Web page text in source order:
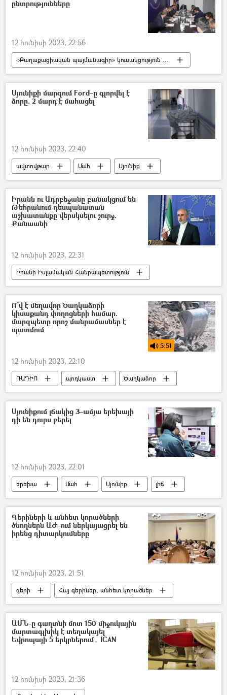
ընտրությունները
12 հունիսի 2023, 22:56
«Քաղաքացիական պայմանագիր» կուսակցություն (ՔՊ)
Նիկոլ Փաշինյան
Երևան
Երևանի քաղաքապետարան
Սյունիքի մարզում Ford–ը գլորվել է
ձորը. 2 մարդ է մահացել
12 հունիսի 2023, 22:40
ավտովթար Մահ Սյունիք
Իրանն ու Ադրբեջանը բանակցում են
Թեհրանում դեսպանատան
աշխատանքը վերսկսելու շուրջ.
Քանաանի
12 հունիսի 2023, 22:31
Իրանի Իսլամական Հանրապետություն
Ադրբեջան
դեսպանատուն
Ո՞վ է մեղավոր Ծաղկաձորի
կիսաքանդ փողոցների համար.
մարզպետը որոշ մանրամասներ է
պատմում
5:51
12 հունիսի 2023, 22:10
ՌԱԴԻՈ պոդկաստ
Ծաղկաձոր
Ճանապարհ
շինարարություն
Քրեական գործ
Սյունիքում լճակից 3–ամյա երեխայի
դի են դուրս բերել
12 հունիսի 2023, 22:01
երեխա Մահ Սյունիք լիճ
Գերիների և անհետ կորածների
ծնողներն ԱԺ–ում ներկայացրել են
իրենց դիտարկումները
12 հունիսի 2023, 21:51
գերի
Հայ գերիներ, անհետ կորածներ
հանձնաժողով
ԱԺ (Ազգային ժողով)
Անդրանիկ Քոչարյան
ԱՄՆ-ը գաղտնի մոտ 150 միջուկային
մարտագլխիկ է տեղակայել
Եվրոպայի 5 երկրներում․ ICAN
12 հունիսի 2023, 21:36